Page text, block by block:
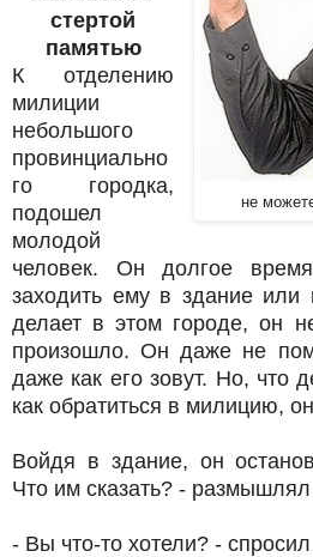
не
стертой
памятью
К отделению
милиции
небольшого
провинциально
го городка,
подошел
молодой
человек. Он долгое
заходить ему в здание или
делает в этом городе, он
произошло. Он даже не
даже как его зовут. Но, что
как обратиться в милицию,
Войдя в здание, он
Что им сказать? -
- Вы что-то хотели? -